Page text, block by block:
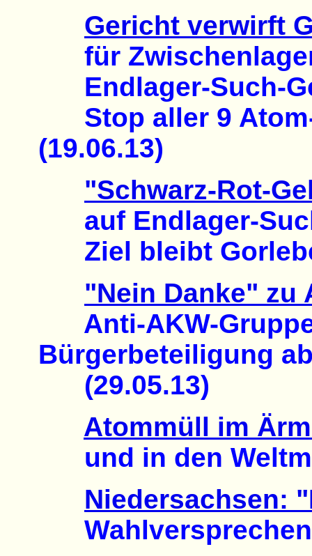
Gericht verwirft
für Zwischenlager
Endlager-Such-
Stop aller 9 Atom-
(19.06.13)
"Schwarz-Rot-
auf Endlager-
Ziel bleibt
"Nein Danke" zu
Anti-AKW-
Bürgerbeteiligung
(29.05.13)
Atommüll im
und in den
Niedersachsen:
Wahlversprechen